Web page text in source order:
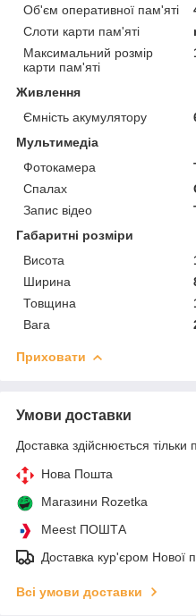
Об'єм оперативної пам'яті
Слоти карти пам'яті
Максимальний розмір
карти пам'яті
Живлення
Ємність акумулятору
Мультимедіа
Фотокамера
Спалах
Запис відео
Габаритні розміри
Висота
Ширина
Товщина
Вага
Приховати
Умови доставки
Доставка здійснюється тільки
Нова Пошта
Магазини Rozetka
Meest ПОШТА
Доставка кур'єром Нової
Всі умови доставки